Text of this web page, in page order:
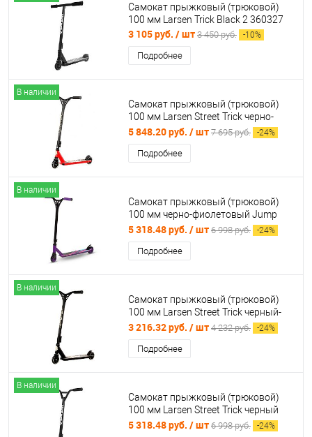
Самокат прыжковый (трюковой)
100 мм Larsen Trick Black 2 360327
3 105 руб. / шт 3 450 руб. -10%
Подробнее
В наличии
Самокат прыжковый (трюковой)
100 мм Larsen Street Trick черно-
красный 363098
5 848.20 руб. / шт 7 695 руб. -24%
Подробнее
В наличии
Самокат прыжковый (трюковой)
100 мм черно-фиолетовый Jump
IN256 02543
5 318.48 руб. / шт 6 998 руб. -24%
Подробнее
В наличии
Самокат прыжковый (трюковой)
100 мм Larsen Street Trick черный-
золото 360328
3 216.32 руб. / шт 4 232 руб. -24%
Подробнее
В наличии
Самокат прыжковый (трюковой)
100 мм Larsen Street Trick черный
360326
5 318.48 руб. / шт 6 998 руб. -24%